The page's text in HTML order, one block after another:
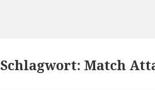
Schlagwort: Match